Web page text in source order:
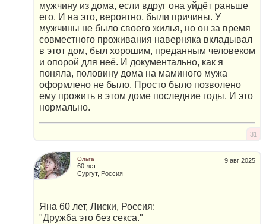
мужчину из дома, если вдруг она уйдёт раньше
его. И на это, вероятно, были причины. У
мужчины не было своего жилья, но он за время
совместного проживания наверняка вкладывал
в этот дом, был хорошим, преданным человеком
и опорой для неё. И документально, как я
поняла, половину дома на маминого мужа
оформлено не было. Просто было позволено
ему прожить в этом доме последние годы. И это
нормально.
31
9 авг 2025
Ольга
60 лет
Сургут, Россия
Яна 60 лет, Лиски, Россия:
"Дружба это без cекса."